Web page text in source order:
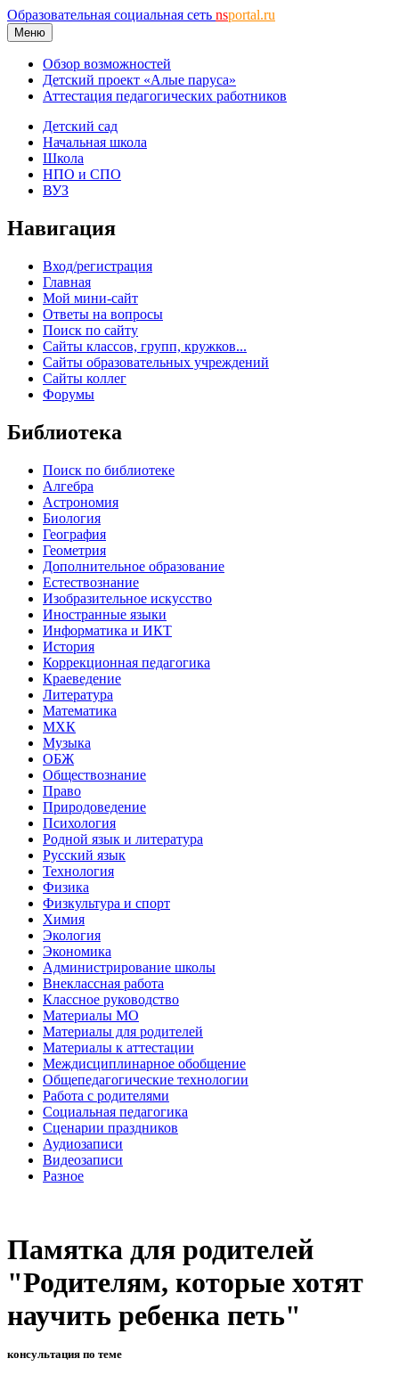
Образовательная социальная сеть nsportal.ru
Меню
Обзор возможностей
Детский проект «Алые паруса»
Аттестация педагогических работников
Детский сад
Начальная школа
Школа
НПО и СПО
ВУЗ
Навигация
Вход/регистрация
Главная
Мой мини-сайт
Ответы на вопросы
Поиск по сайту
Сайты классов, групп, кружков...
Сайты образовательных учреждений
Сайты коллег
Форумы
Библиотека
Поиск по библиотеке
Алгебра
Астрономия
Биология
География
Геометрия
Дополнительное образование
Естествознание
Изобразительное искусство
Иностранные языки
Информатика и ИКТ
История
Коррекционная педагогика
Краеведение
Литература
Математика
МХК
Музыка
ОБЖ
Обществознание
Право
Природоведение
Психология
Родной язык и литература
Русский язык
Технология
Физика
Физкультура и спорт
Химия
Экология
Экономика
Администрирование школы
Внеклассная работа
Классное руководство
Материалы МО
Материалы для родителей
Материалы к аттестации
Междисциплинарное обобщение
Общепедагогические технологии
Работа с родителями
Социальная педагогика
Сценарии праздников
Аудиозаписи
Видеозаписи
Разное
Памятка для родителей
"Родителям, которые хотят
научить ребенка петь"
консультация по теме